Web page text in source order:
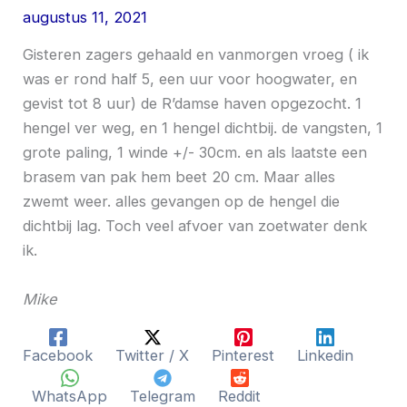
augustus 11, 2021
Gisteren zagers gehaald en vanmorgen vroeg ( ik
was er rond half 5, een uur voor hoogwater, en
gevist tot 8 uur) de R’damse haven opgezocht. 1
hengel ver weg, en 1 hengel dichtbij. de vangsten, 1
grote paling, 1 winde +/- 30cm. en als laatste een
brasem van pak hem beet 20 cm. Maar alles
zwemt weer. alles gevangen op de hengel die
dichtbij lag. Toch veel afvoer van zoetwater denk
ik.
Mike
Facebook Twitter / X Pinterest Linkedin
WhatsApp Telegram Reddit